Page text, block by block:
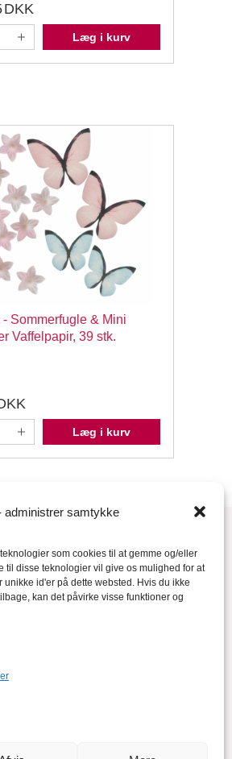
administrer samtykke
som cookies til at gemme og/eller
til disse teknologier vil give os mulighed for at
id'er på dette websted. Hvis du ikke
kan det påvirke visse funktioner og
DKK
Læg i kurv
- Sommerfugle & Mini
Vaffelpapir, 39 stk.
Læg i kurv